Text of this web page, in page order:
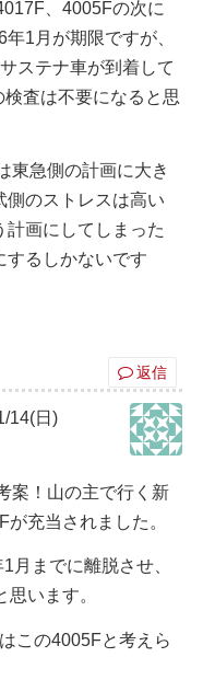
、4005Fの次に
1月が期限ですが、
ステナ車が到着して
査は不要になると思
東急側の計画に大き
側のストレスは高い
計画にしてしまった
するしかないです
返信
14(日)
案！山の主で行く新
充当されました。
月までに離脱させ、
います。
この4005Fと考えら